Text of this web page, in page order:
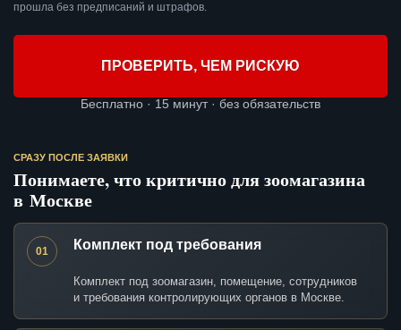
прошла без предписаний и штрафов.
ПРОВЕРИТЬ, ЧЕМ РИСКУЮ
Бесплатно · 15 минут · без обязательств
СРАЗУ ПОСЛЕ ЗАЯВКИ
Понимаете, что критично для зоомагазина
в Москве
01 Комплект под требования
Комплект под зоомагазин, помещение, сотрудников
и требования контролирующих органов в Москве.